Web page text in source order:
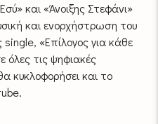
και «Άνοιξης Στεφάνι»
και ενορχήστρωση του
«Επίλογος για κάθε
όλες τις ψηφιακές
κυκλοφορήσει και το